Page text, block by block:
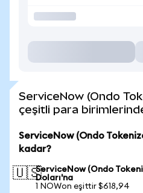
ServiceNow (Ondo
çeşitli para
ServiceNow (Ondo
kadar?
🇺🇸ServiceNow (Ondo
Doları'na
1 NOWon eşittir $618,94